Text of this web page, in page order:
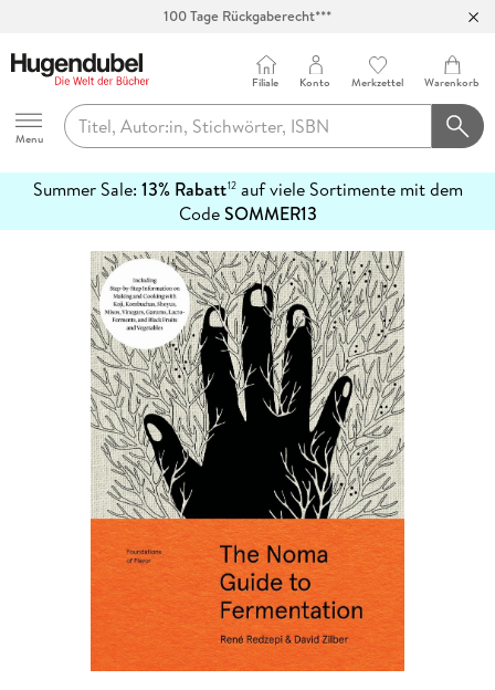
100 Tage Rückgaberecht***
Hugendubel
Menu
Filiale Konto Merkzettel Warenkorb
Summer Sale: 13% Rabatt12auf viele Sortimente mit dem
CodeSOMMER13
erfahren